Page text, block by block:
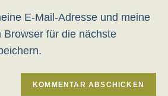
E-Mail-Adresse und meine
Browser für die nächste